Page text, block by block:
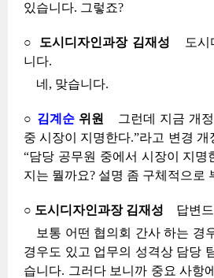
있습니다. 그렇죠?
○ 도시디자인과장 김재성
도시
니다.
네, 맞습니다.
○ 김계순위원
그런데 지금 개
중 시장이 지명한다.”라고 변경
“담당 공무원 중에서 시장이 지명
지는 뭘까요? 설명 좀 구체적으로
○ 도시디자인과장 김재성
답변
보통 어떤 협의회 간사 하는 경
경우도 있고 업무의 성격상 담당
습니다. 그러다 보니까 중요 사항